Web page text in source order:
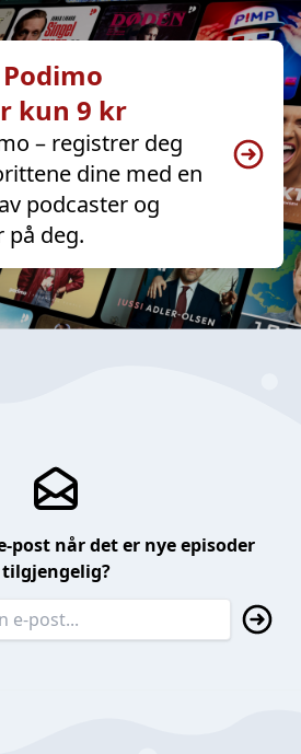
kun 9 kr
– registrer deg
dine med en
podcaster og
på deg.
post når det er nye episoder
tilgjengelig?